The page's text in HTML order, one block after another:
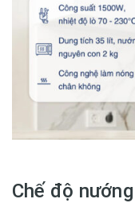
Chế độ nướng